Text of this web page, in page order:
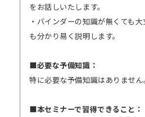
をお話しいたします。
・バインダーの知識が無くても
も分かり易く説明します。
■必要な予備知識：
特に必要な予備知識はありません
■本セミナーで習得できること：